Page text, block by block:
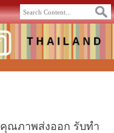
คุณภาพส่งออก รับทำ